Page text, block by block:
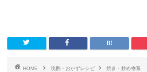
HOME 晩酌・おかずレシピ
焼き・炒め物系